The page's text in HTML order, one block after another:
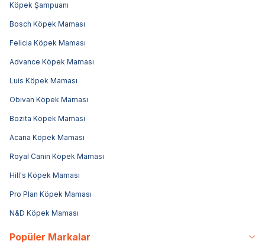
Köpek Şampuanı
Bosch Köpek Maması
Felicia Köpek Maması
Advance Köpek Maması
Luis Köpek Maması
Obivan Köpek Maması
Bozita Köpek Maması
Acana Köpek Maması
Royal Canin Köpek Maması
Hill's Köpek Maması
Pro Plan Köpek Maması
N&D Köpek Maması
Popüler Markalar